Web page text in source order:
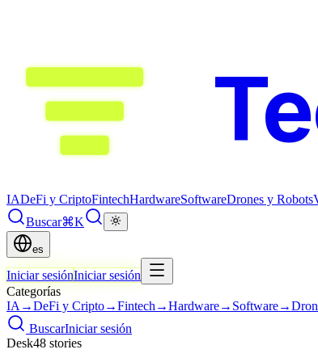
IADeFi y CriptoFintechHardwareSoftwareDrones y Robots
Buscar⌘K
es
Iniciar sesiónIniciar sesión
Categorías
IA →DeFi y Cripto→Fintech →Hardware→ Software→
BuscarIniciar sesión
Desk48 stories